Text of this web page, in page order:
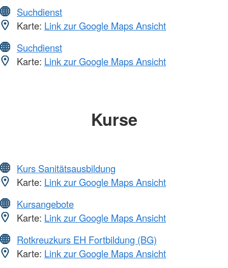
Suchdienst
Karte: Link zur Google Maps Ansicht
Suchdienst
Karte: Link zur Google Maps Ansicht
Kurse
Kurs Sanitätsausbildung
Karte: Link zur Google Maps Ansicht
Kursangebote
Karte: Link zur Google Maps Ansicht
Rotkreuzkurs EH Fortbildung (BG)
Karte: Link zur Google Maps Ansicht